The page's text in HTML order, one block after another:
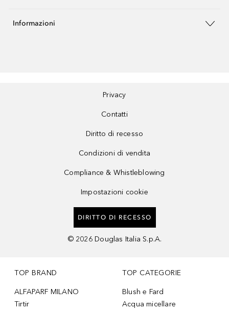
Informazioni
Privacy
Contatti
Diritto di recesso
Condizioni di vendita
Compliance & Whistleblowing
Impostazioni cookie
DIRITTO DI RECESSO
© 2026 Douglas Italia S.p.A.
TOP BRAND
ALFAPARF MILANO
Tirtir
TOP CATEGORIE
Blush e Fard
Acqua micellare